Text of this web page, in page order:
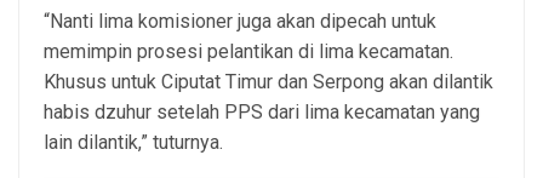
“Nanti lima komisioner juga akan dipecah untuk
memimpin prosesi pelantikan di lima kecamatan.
Khusus untuk Ciputat Timur dan Serpong akan dilantik
habis dzuhur setelah PPS dari lima kecamatan yang
lain dilantik,” tuturnya.